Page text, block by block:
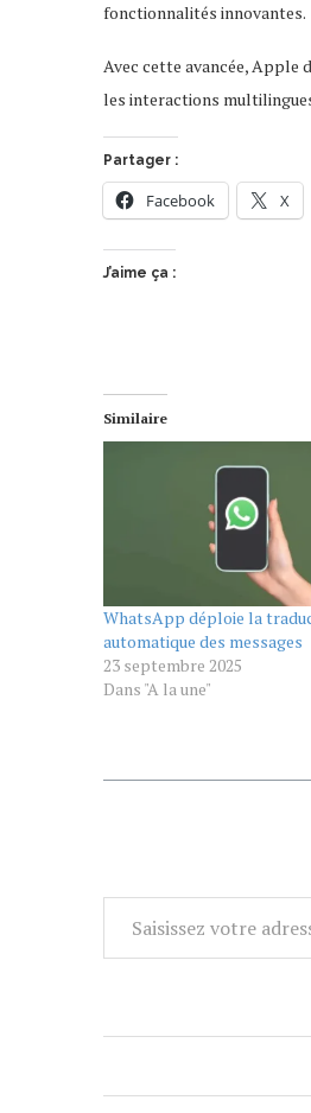
fonctionnalités innovantes.
Avec cette avancée, Apple
les interactions
Partager :
Facebook X
J’aime ça :
Similaire
WhatsApp déploie la
automatique des messages
23 septembre 2025
Dans "A la une"